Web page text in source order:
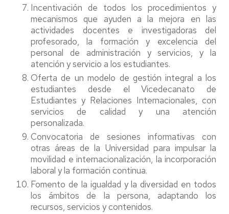
Incentivación de todos los procedimientos y
mecanismos que ayuden a la mejora en las
actividades docentes e investigadoras del
profesorado, la formación y excelencia del
personal de administración y servicios, y la
atención y servicio a los estudiantes.
Oferta de un modelo de gestión integral a los
estudiantes desde el Vicedecanato de
Estudiantes y Relaciones Internacionales, con
servicios de calidad y una atención
personalizada.
Convocatoria de sesiones informativas con
otras áreas de la Universidad para impulsar la
movilidad e internacionalización, la incorporación
laboral y la formación continua.
Fomento de la igualdad y la diversidad en todos
los ámbitos de la persona, adaptando los
recursos, servicios y contenidos.